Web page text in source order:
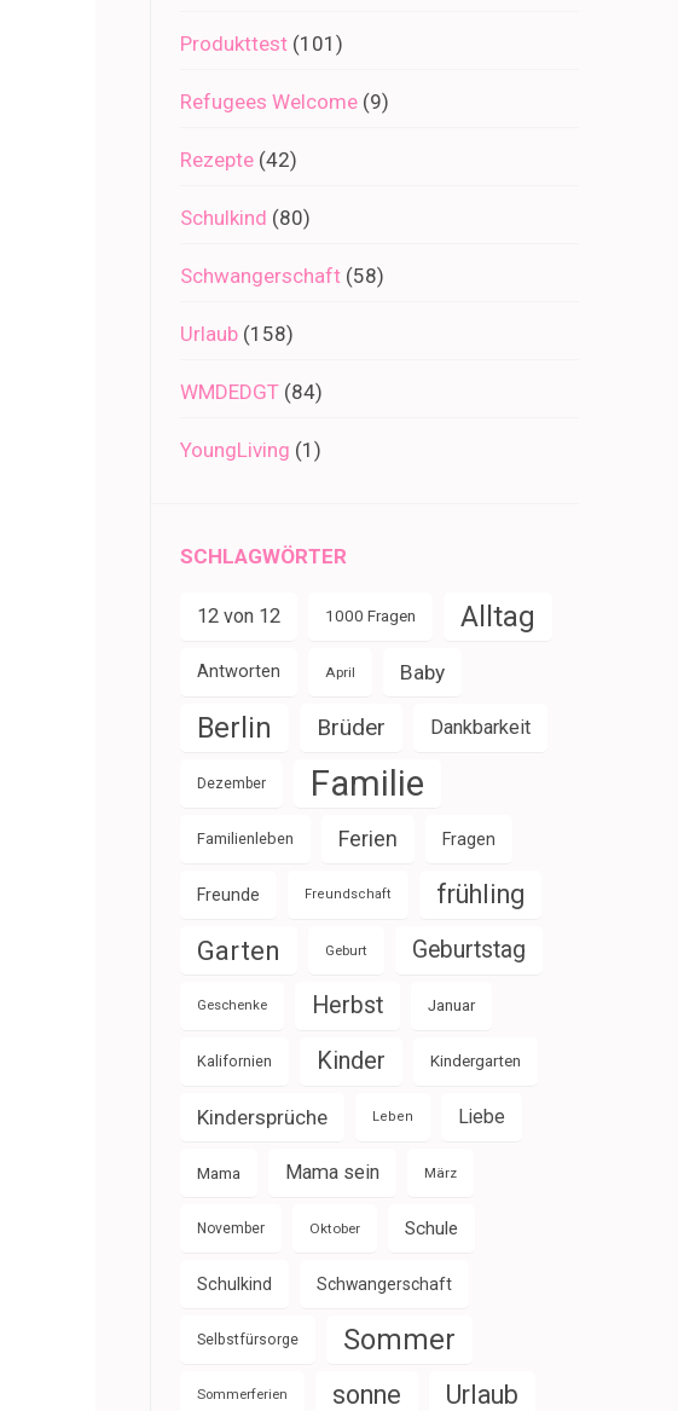
Produkttest (101)
Refugees Welcome (9)
Rezepte (42)
Schulkind (80)
Schwangerschaft (58)
Urlaub (158)
WMDEDGT (84)
YoungLiving (1)
SCHLAGWÖRTER
12 von 12 1000 Fragen Alltag
Antworten April Baby
Berlin Brüder Dankbarkeit
Dezember Familie
Familienleben Ferien Fragen
Freunde Freundschaft frühling
Garten Geburt Geburtstag
Geschenke Herbst Januar
Kalifornien Kinder Kindergarten
Kindersprüche Leben Liebe
Mama Mama sein März
November Oktober Schule
Schulkind Schwangerschaft
Selbstfürsorge Sommer
Sommerferien sonne Urlaub